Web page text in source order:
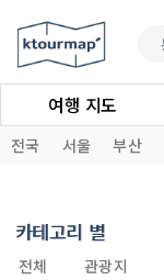
여행 지도
전국 서울 부산
카테고리 별
전체 관광지